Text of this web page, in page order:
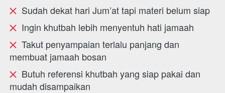
  Sudah dekat hari Jum’at tapi materi belum siap
  Ingin khutbah lebih menyentuh hati jamaah
  Takut penyampaian terlalu panjang dan
membuat jamaah bosan
  Butuh referensi khutbah yang siap pakai dan
mudah disampaikan